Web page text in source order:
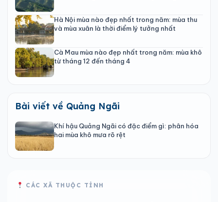
Hà Nội mùa nào đẹp nhất trong năm: mùa thu
và mùa xuân là thời điểm lý tưởng nhất
Cà Mau mùa nào đẹp nhất trong năm: mùa khô
từ tháng 12 đến tháng 4
Bài viết về Quảng Ngãi
Khí hậu Quảng Ngãi có đặc điểm gì: phân hóa
hai mùa khô mưa rõ rệt
CÁC XÃ THUỘC TỈNH